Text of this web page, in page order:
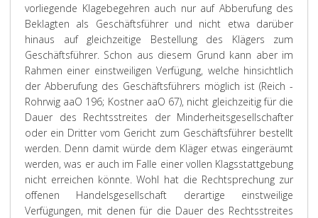
vorliegende Klagebegehren auch nur auf Abberufung des
Beklagten als Geschäftsführer und nicht etwa darüber
hinaus auf gleichzeitige Bestellung des Klägers zum
Geschäftsführer. Schon aus diesem Grund kann aber im
Rahmen einer einstweiligen Verfügung, welche hinsichtlich
der Abberufung des Geschäftsführers möglich ist (Reich -
Rohrwig aaO 196; Kostner aaO 67), nicht gleichzeitig für die
Dauer des Rechtsstreites der Minderheitsgesellschafter
oder ein Dritter vom Gericht zum Geschäftsführer bestellt
werden. Denn damit würde dem Kläger etwas eingeräumt
werden, was er auch im Falle einer vollen Klagsstattgebung
nicht erreichen könnte. Wohl hat die Rechtsprechung zur
offenen Handelsgesellschaft derartige einstweilige
Verfügungen, mit denen für die Dauer des Rechtsstreites